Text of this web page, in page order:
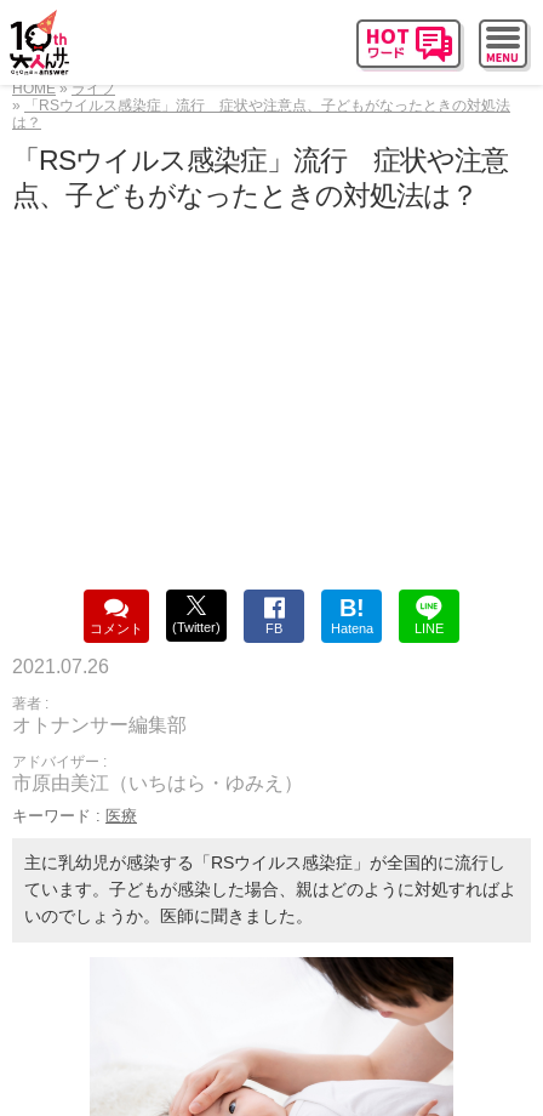
HOME
ライフ
「RSウイルス感染症」流行 症状や注意点、子どもがなったときの対処法
は？
「RSウイルス感染症」流行 症状や注意
点、子どもがなったときの対処法は？
コメント (Twitter) FB
B!
Hatena LINE
2021.07.26
著者 :
オトナンサー編集部
アドバイザー :
市原由美江（いちはら・ゆみえ）
キーワード : 医療
主に乳幼児が感染する「RSウイルス感染症」が全国的に流行し
ています。子どもが感染した場合、親はどのように対処すればよ
いのでしょうか。医師に聞きました。